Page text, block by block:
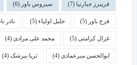
فریبرز جبارنیا(7) سیروس باور(6) گیتی
فرخ باور(5) جلیل اولیاء(5) نادر
غزال کرامتی(5) محمد علی مرادی(4)
ابوالحسن میرعمادی(4) ثریا بیرشک(4)